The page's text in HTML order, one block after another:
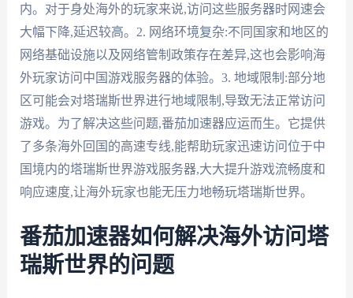
内。对于身处海外的玩家来说,访问这些服务器时网速会
大幅下降,延迟较高。2. 网络环境复杂:不同国家和地区的
网络基础设施以及网络管制政策存在差异,这也会影响海
外玩家访问中国游戏服务器的体验。3. 地域限制:部分地
区可能会对塔瑞斯世界进行地域限制,导致无法正常访问
游戏。为了解决这些问题,番茄加速器应运而生。它提供
了多条海外回国的高速专线,能帮助玩家迅速访问位于中
国境内的塔瑞斯世界游戏服务器,大大提升游戏流畅度和
响应速度,让海外玩家也能无压力地畅玩塔瑞斯世界。
番茄加速器如何解决海外访问塔
瑞斯世界的问题